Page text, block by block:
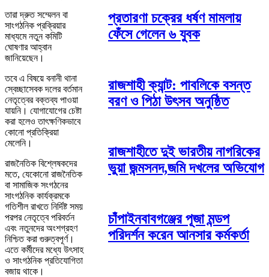
তারা দ্রুত সম্মেলন বা
সাংগঠনিক প্রক্রিয়ার
মাধ্যমে নতুন কমিটি
ঘোষণার আহ্বান
জানিয়েছেন।
তবে এ বিষয়ে বনানী থানা
স্বেচ্ছাসেবক দলের বর্তমান
নেতৃত্বের বক্তব্য পাওয়া
যায়নি। যোগাযোগের চেষ্টা
করা হলেও তাৎক্ষণিকভাবে
কোনো প্রতিক্রিয়া
মেলেনি।
রাজনৈতিক বিশ্লেষকদের
মতে, যেকোনো রাজনৈতিক
বা সামাজিক সংগঠনের
সাংগঠনিক কার্যক্রমকে
গতিশীল রাখতে নির্দিষ্ট সময়
পরপর নেতৃত্বে পরিবর্তন
এবং নতুনদের অংশগ্রহণ
নিশ্চিত করা গুরুত্বপূর্ণ।
এতে কর্মীদের মধ্যে উৎসাহ
ও সাংগঠনিক প্রতিযোগিতা
বজায় থাকে।
প্রতারণা চক্রের ধর্ষণ মামলায়
ফেঁসে গেলেন ৬ যুবক
রাজশাহী ক্যান্ট: পাবলিকে বসন্ত
বরণ ও পিঠা উৎসব অনুষ্ঠিত
রাজশাহীতে দুই ভারতীয় নাগরিকের
ভুয়া জন্মসনদ,জমি দখলের অভিযোগ
চাঁপাইনবাবগঞ্জের পূজা মন্ডপ
পরিদর্শন করেন আনসার কর্মকর্তা